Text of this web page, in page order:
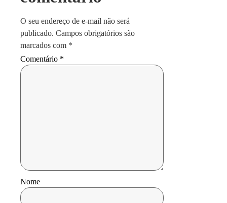
O seu endereço de e-mail não será
publicado. Campos obrigatórios são
marcados com *
Comentário *
Nome